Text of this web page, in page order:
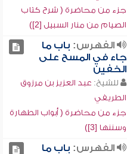
جزء من محاضرة ( شرح كتاب
الصيام من منار السبيل [2])
الفهرس: باب ما
جاء في المسح على
الخفين
للشيخ: عبد العزيز بن مرزوق
الطريفي
جزء من محاضرة ( أبواب الطهارة
وسننها [3])
الفهرس: باب ما